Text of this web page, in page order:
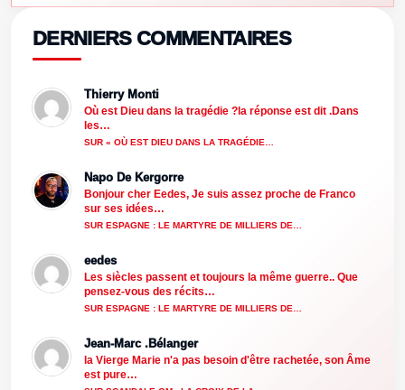
DERNIERS COMMENTAIRES
Thierry Monti
Où est Dieu dans la tragédie ?la réponse est dit .Dans
les…
SUR « OÙ EST DIEU DANS LA TRAGÉDIE…
Napo De Kergorre
Bonjour cher Eedes, Je suis assez proche de Franco
sur ses idées…
SUR ESPAGNE : LE MARTYRE DE MILLIERS DE…
eedes
Les siècles passent et toujours la même guerre.. Que
pensez-vous des récits…
SUR ESPAGNE : LE MARTYRE DE MILLIERS DE…
Jean-Marc .Bélanger
la Vierge Marie n'a pas besoin d'être rachetée, son Âme
est pure…